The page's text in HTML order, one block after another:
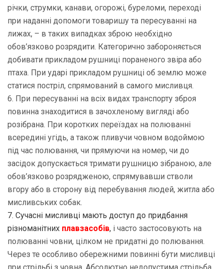
річки, струмки, канави, огорожі, буреломи, переході
при наданні допомоги товаришу та пересуванні на
лижах, – в таких випадках зброю необхідно
обов’язково розрядити. Категорично забороняється
добивати прикладом рушниці пораненого звіра або
птаха. При ударі прикладом рушниці об землю може
статися постріл, спрямований в самого мисливця.
6. При пересуванні на всіх видах транспорту зброя
повинна знаходитися в зачохленому вигляді або
розібрана. При коротких переїздах на полюванні
всередині угідь, а також пливучи човном водоймою
під час полювання, чи прямуючи на номер, чи до
засідок допускається тримати рушницю зібраною, але
обов’язково розрядженою, спрямувавши стволи
вгору або в сторону від перебування людей, житла або
мисливських собак.
7. Сучасні мисливці мають доступ до придбання
різноманітних плавзасобів, і часто застосовують на
полюванні човни, цілком не придатні до полювання.
Через те особливо обережними повинні бути мисливці